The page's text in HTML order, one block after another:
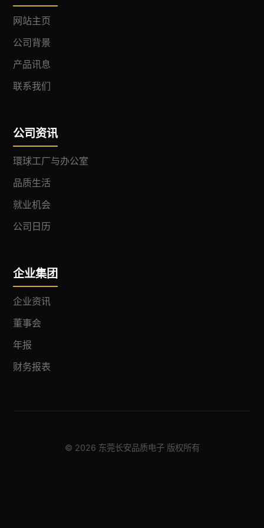
网站主页
公司背景
产品讯息
联系我们
公司资讯
環球工厂与办公室
品质生活
就业机会
公司日历
企业集团
企业资讯
董事会
年报
财务报表
© 2026 东莞长安品质电子 版权所有